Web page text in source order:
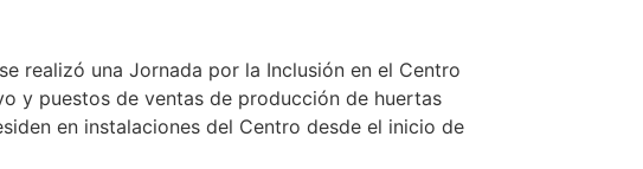
realizó una Jornada por la Inclusión en el Centro
y puestos de ventas de producción de huertas
en instalaciones del Centro desde el inicio de